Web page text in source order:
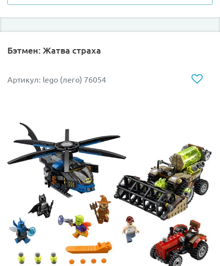
21169 познакомит поближе всех легостроителей с
такими героями, как Стив и Алекс из одноименной
игры. Набор состоит из 542 деталей, из которых
были построены шахты для добычи полезных
деревьями, где главные герои разбили свой лагерь,
установили печку и верстак. Спустившись немного
ниже под землю, главные герои увидят вагонетку на
рельсах, внутри которой сидит белый барашек. На
рельсах можно увидеть небольшую черную
выступающую деталь, нажав на которую вагонетка
катапультируется вниз.
За железной дорогой вы также найдете блоки с
углем, железной рудой и факел, а сбоку шахты
стекает вода, которая одновременно служит
своеобразным лифтом, чтобы быстро и безопасно
спуститься на самый последний уровень подземелья.
Бэтмен: Жатва страха
Артикул: lego (лего) 76054